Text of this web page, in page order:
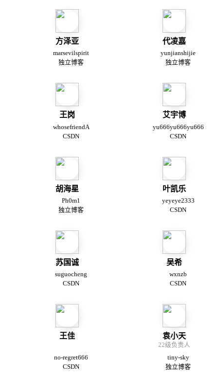
方泽亚
marsevilspirit
独立博客
代凌嘉
yunjianshijie
独立博客
王岗
whosefriendA
CSDN
艾宇博
yu666yu666yu666
CSDN
胡海星
Ph0m1
独立博客
叶凯乐
yeyeye2333
CSDN
苏国诚
suguocheng
CSDN
吴希
wxnzb
CSDN
王佳
no-regret666
CSDN
袁小天
22级负责人
tiny-sky
独立博客